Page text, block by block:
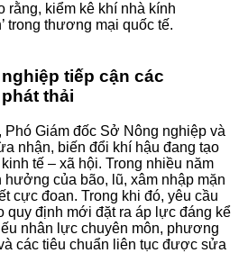
rằng, kiểm kê khí nhà kính
trong thương mại quốc tế.
tiếp cận các
thải
Phó Giám đốc Sở Nông nghiệp và
nhận, biến đổi khí hậu đang tạo
tế – xã hội. Trong nhiều năm
hưởng của bão, lũ, xâm nhập mặn
cực đoan. Trong khi đó, yêu cầu
quy định mới đặt ra áp lực đáng kể
nhân lực chuyên môn, phương
các tiêu chuẩn liên tục được sửa